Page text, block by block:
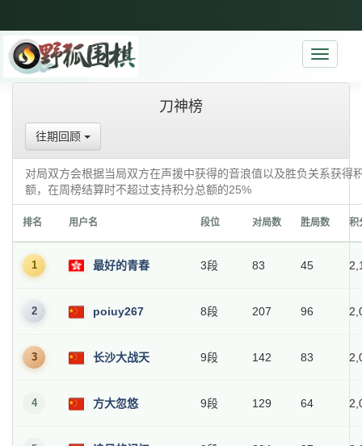
Toggle
刀神榜
往期回顾
对局双方会根据当局双方在声援中获得的音浪值以及胜负关系获得
额，在周榜结算时不超过支持积分总额的25%
排名 用户名 段位 对局数 胜局数 积
1 最好的青春 3段 83 45
2 poiuy267 8段 207 96
3 长沙大战天 9段 142 83
4 方大忽悠 9段 129 64